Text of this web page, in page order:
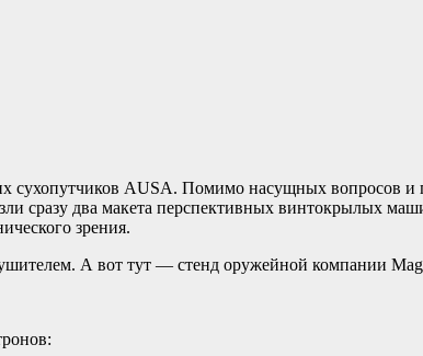
сухопутчиков AUSA. Помимо насущных вопросов
сразу два макета перспективных винтокрылых
зрения.
А вот тут — стенд оружейной компании